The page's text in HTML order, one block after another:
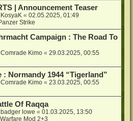
| Announcement Teaser
KosyaK «02.05.2025, 01:49
Strike
Campaign : The Road To
Comrade Kimo «29.03.2025, 00:55
: Normandy 1944 “Tigerland”
Comrade Kimo «23.03.2025, 00:55
Of Raqqa
badger lowe «01.03.2025, 13:50
Mod 2+3